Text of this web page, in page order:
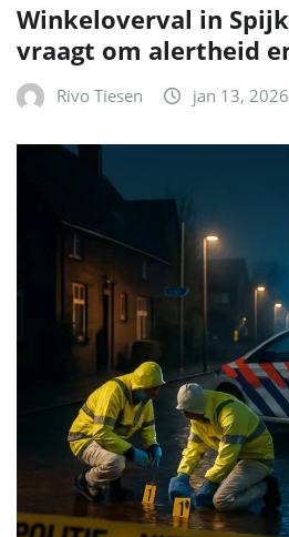
Winkeloverval in
vraagt om alertheid
Rivo Tiesen jan 13, 2026